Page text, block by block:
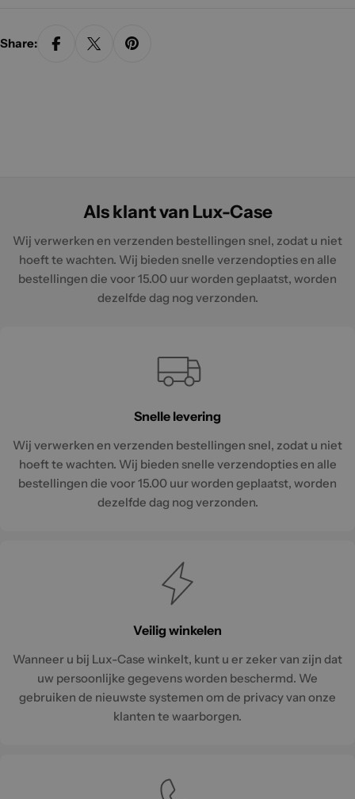
Share:
Als klant van Lux-Case
Wij verwerken en verzenden bestellingen snel, zodat u niet
hoeft te wachten. Wij bieden snelle verzendopties en alle
bestellingen die voor 15.00 uur worden geplaatst, worden
dezelfde dag nog verzonden.
Snelle levering
Wij verwerken en verzenden bestellingen snel, zodat u niet
hoeft te wachten. Wij bieden snelle verzendopties en alle
bestellingen die voor 15.00 uur worden geplaatst, worden
dezelfde dag nog verzonden.
Veilig winkelen
Wanneer u bij Lux-Case winkelt, kunt u er zeker van zijn dat
uw persoonlijke gegevens worden beschermd. We
gebruiken de nieuwste systemen om de privacy van onze
klanten te waarborgen.